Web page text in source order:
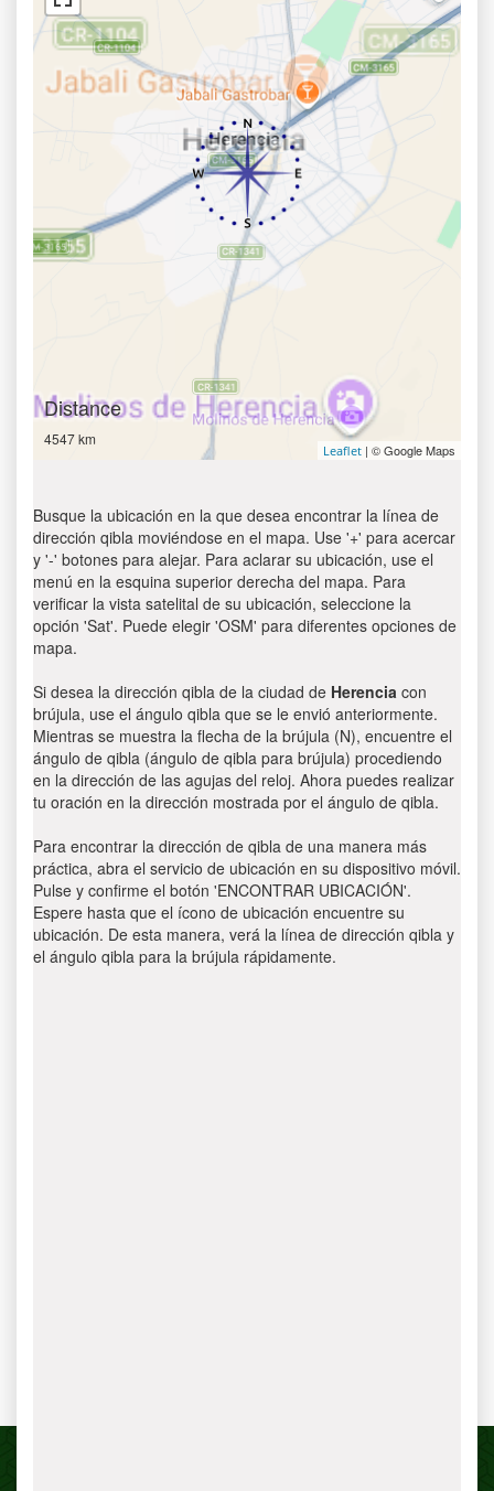
Distance
4547 km
Leaflet | © Google Maps
Busque la ubicación en la que desea encontrar la línea de
dirección qibla moviéndose en el mapa. Use '+' para acercar
y '-' botones para alejar. Para aclarar su ubicación, use el
menú en la esquina superior derecha del mapa. Para
verificar la vista satelital de su ubicación, seleccione la
opción 'Sat'. Puede elegir 'OSM' para diferentes opciones de
mapa.
Si desea la dirección qibla de la ciudad de Herencia con
brújula, use el ángulo qibla que se le envió anteriormente.
Mientras se muestra la flecha de la brújula (N), encuentre el
ángulo de qibla (ángulo de qibla para brújula) procediendo
en la dirección de las agujas del reloj. Ahora puedes realizar
tu oración en la dirección mostrada por el ángulo de qibla.
Para encontrar la dirección de qibla de una manera más
práctica, abra el servicio de ubicación en su dispositivo móvil.
Pulse y confirme el botón 'ENCONTRAR UBICACIÓN'.
Espere hasta que el ícono de ubicación encuentre su
ubicación. De esta manera, verá la línea de dirección qibla y
el ángulo qibla para la brújula rápidamente.